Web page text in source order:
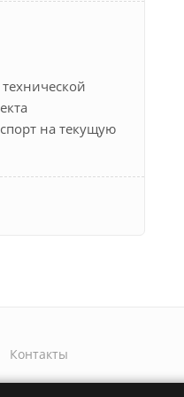
на текущую
Контакты